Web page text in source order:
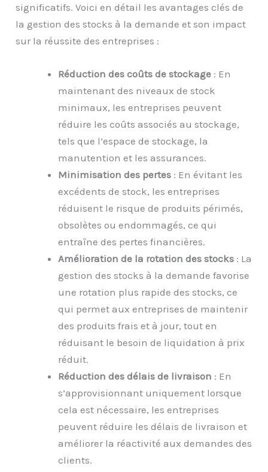
significatifs. Voici en détail les avantages clés de
la gestion des stocks à la demande et son impact
sur la réussite des entreprises :
Réduction des coûts de stockage : En
maintenant des niveaux de stock
minimaux, les entreprises peuvent
réduire les coûts associés au stockage,
tels que l’espace de stockage, la
manutention et les assurances.
Minimisation des pertes : En évitant les
excédents de stock, les entreprises
réduisent le risque de produits périmés,
obsolètes ou endommagés, ce qui
entraîne des pertes financières.
Amélioration de la rotation des stocks : La
gestion des stocks à la demande favorise
une rotation plus rapide des stocks, ce
qui permet aux entreprises de maintenir
des produits frais et à jour, tout en
réduisant le besoin de liquidation à prix
réduit.
Réduction des délais de livraison : En
s’approvisionnant uniquement lorsque
cela est nécessaire, les entreprises
peuvent réduire les délais de livraison et
améliorer la réactivité aux demandes des
clients.